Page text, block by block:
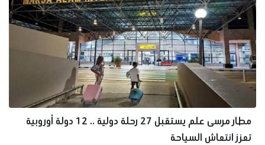
مطار مرسى علم يستقبل 27 رحلة دولية .. 12 دولة أوروبية
تعزز انتعاش السياحة